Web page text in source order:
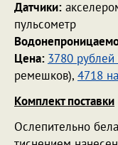
Датчики:
пульсометр
Цена: 3780
ремешков), 4718
Комплект поставки
Ослепительно